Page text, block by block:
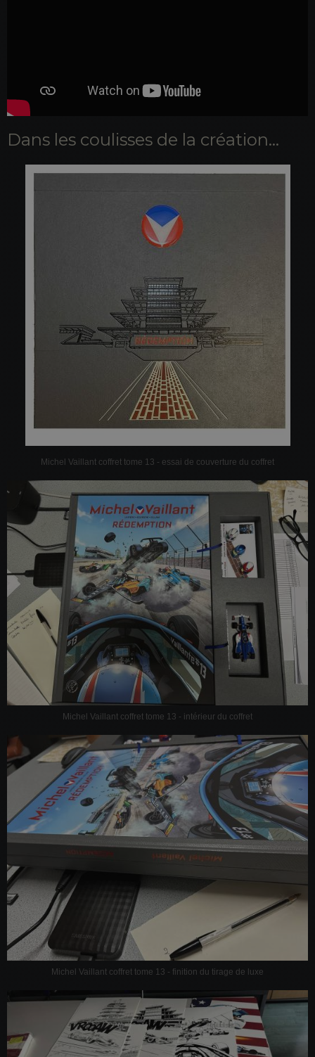
Dans les coulisses de la création...
Michel Vaillant coffret tome 13 - essai de couverture du coffret
Michel Vaillant coffret tome 13 - intérieur du coffret
Michel Vaillant coffret tome 13 - finition du tirage de luxe